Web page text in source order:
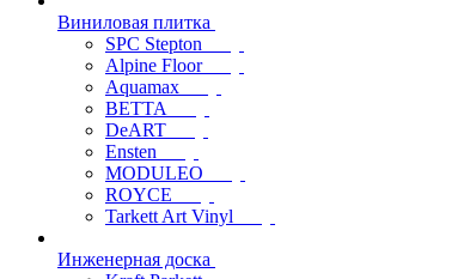
Виниловая плитка
SPC Stepton
Alpine Floor
Aquamax
BETTA
DeART
Ensten
MODULEO
ROYCE
Tarkett Art Vinyl
Инженерная доска